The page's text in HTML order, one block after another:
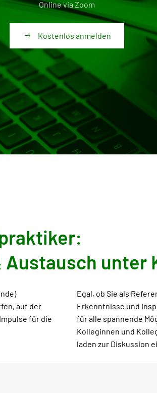
Online via Zoom
Kostenlos anmelden
unter
auf der
für die
Egal, ob Sie als
Erkenntnisse und
für alle spannende
Kolleginnen und
laden zur Diskussion